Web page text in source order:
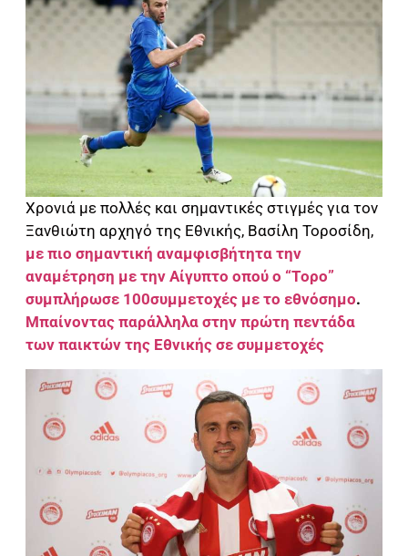
Χρονιά με πολλές και σημαντικές στιγμές για τον
Ξανθιώτη αρχηγό της Εθνικής, Βασίλη Τοροσίδη,
με πιο σημαντική αναμφισβήτητα την
αναμέτρηση με την Αίγυπτο οπού ο “Τορο”
συμπλήρωσε 100συμμετοχές με το εθνόσημο.
Μπαίνοντας παράλληλα στην πρώτη πεντάδα
των παικτών της Εθνικής σε συμμετοχές